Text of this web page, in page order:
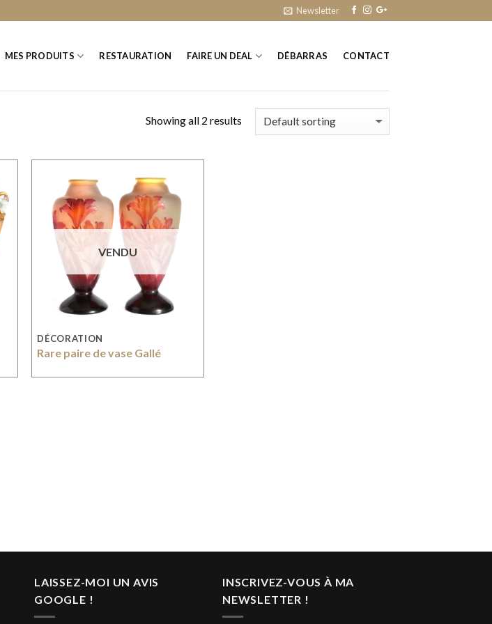
Newsletter
MES PRODUITS RESTAURATION FAIRE UN DEAL DÉBARRAS CONTACT
Showing all 2 results
VENDU
DÉCORATION
Rare paire de vase Gallé
LAISSEZ-MOI UN AVIS
GOOGLE !
INSCRIVEZ-VOUS À MA
NEWSLETTER !